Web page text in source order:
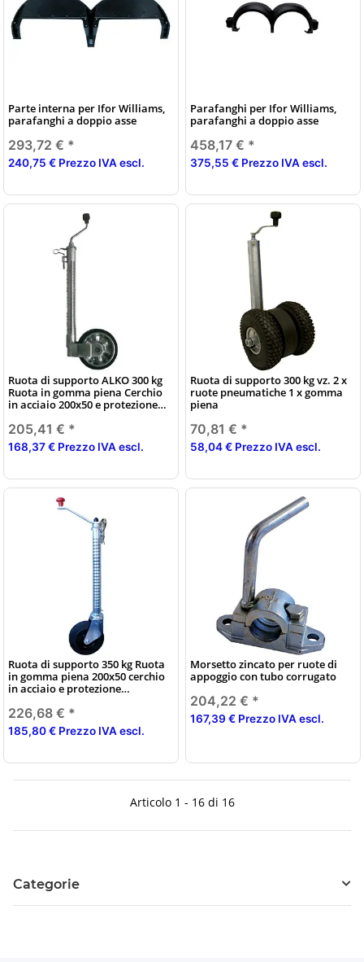
Parte interna per Ifor Williams,
parafanghi a doppio asse
293,72 € *
240,75 € Prezzo IVA escl.
Parafanghi per Ifor Williams,
parafanghi a doppio asse
458,17 € *
375,55 € Prezzo IVA escl.
Ruota di supporto ALKO 300 kg
Ruota in gomma piena Cerchio
in acciaio 200x50 e protezione
205,41 € *
168,37 € Prezzo IVA escl.
Ruota di supporto 300 kg vz. 2 x
ruote pneumatiche 1 x gomma
piena
70,81 € *
58,04 € Prezzo IVA escl.
Ruota di supporto 350 kg Ruota
in gomma piena 200x50 cerchio
in acciaio e protezione
226,68 € *
185,80 € Prezzo IVA escl.
Morsetto zincato per ruote di
appoggio con tubo corrugato
204,22 € *
167,39 € Prezzo IVA escl.
Articolo 1 - 16 di 16
Categorie